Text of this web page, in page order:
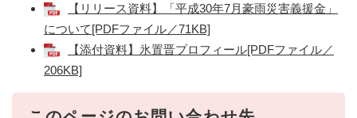
【リリース資料】「平成30年7月豪雨災害義援金」
について[PDFファイル／71KB]
【添付資料】氷置晋プロフィール[PDFファイル／
206KB]